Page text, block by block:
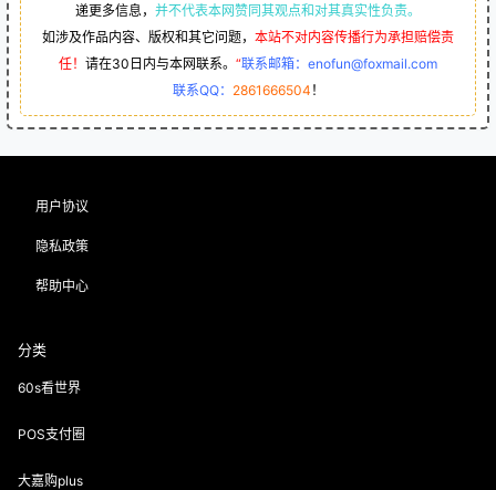
递更多信息， 并不代表本网赞同其观点和对其真实性负责。
如涉及作品内容、版权和其它问题， 本站不对内容传播行为承担赔偿责
任！ 请在30日内与本网联系。 “联系邮箱：enofun@foxmail.com
联系QQ： 2861666504 ！
用户协议
隐私政策
帮助中心
分类
60s看世界
POS支付圈
大嘉购plus